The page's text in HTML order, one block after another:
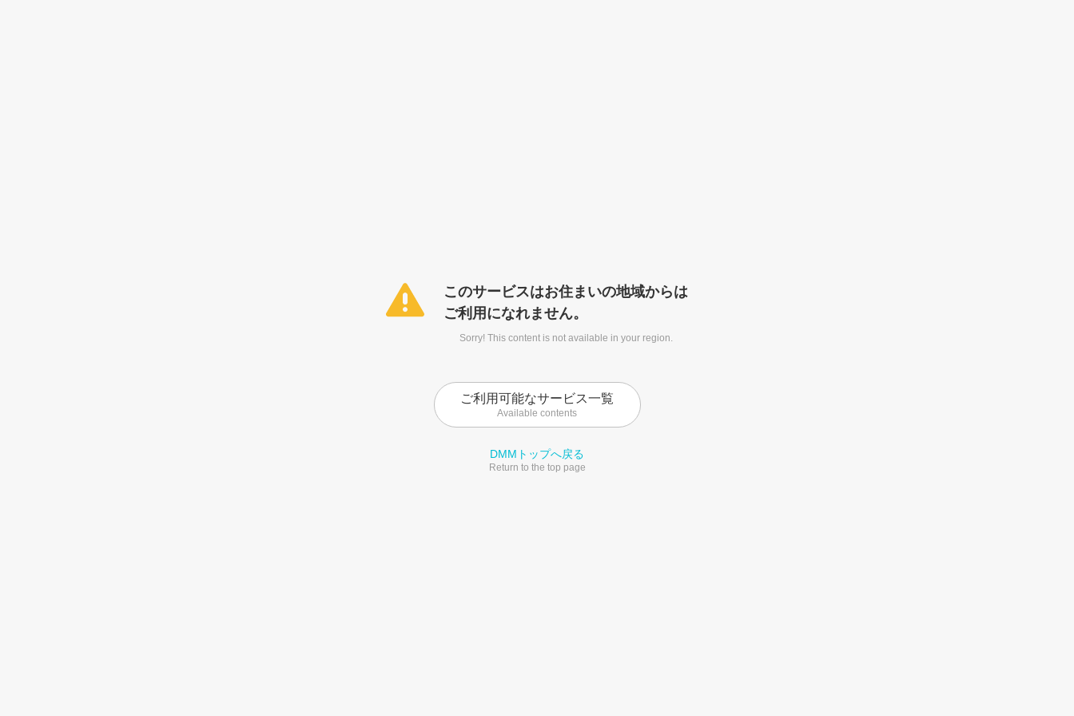
このサービスはお住まいの地域からは
ご利用になれません。
Sorry! This content is not available in your region.
ご利用可能なサービス一覧
Available contents
DMMトップへ戻る
Return to the top page